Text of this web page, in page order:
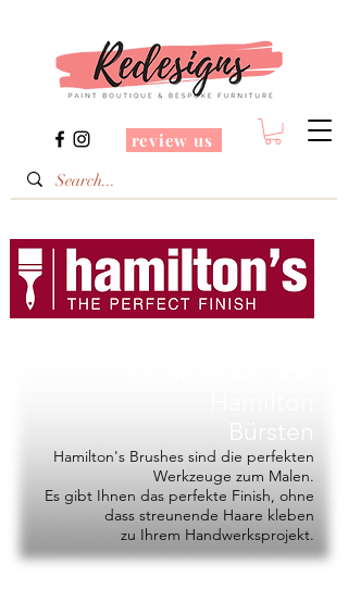
review us
Hamilton's Brushes sind die perfekten
Werkzeuge zum Malen.
Es gibt Ihnen das perfekte Finish, ohne
dass streunende Haare kleben
zu Ihrem Handwerksprojekt.